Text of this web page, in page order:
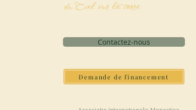
du Ciel sur la terre
Contactez-nous
Demande de financement